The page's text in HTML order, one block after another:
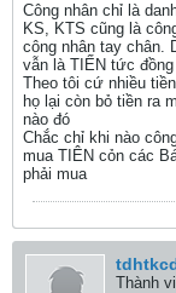
Công nhân chỉ là
KS, KTS cũng là
công nhân tay chân.
vẫn là TIẾN tức
Theo tôi cứ nhiều
họ lại còn bỏ tiền ra
nào đó
Chắc chỉ khi nào
mua TIÊN cỏn các
phải mua
Thành